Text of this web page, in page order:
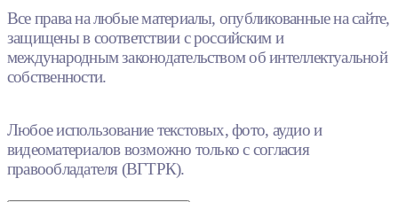
Все права на любые материалы, опубликованные на сайте,
защищены в соответствии с российским и
международным законодательством об интеллектуальной
собственности.
Любое использование текстовых, фото, аудио и
видеоматериалов возможно только с согласия
правообладателя (ВГТРК).